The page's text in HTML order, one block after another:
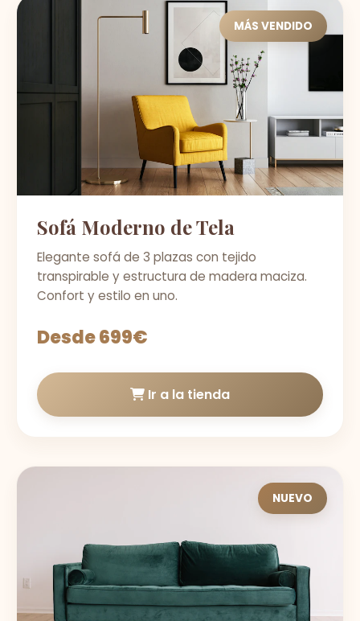
MÁS VENDIDO
Sofá Moderno de Tela
Elegante sofá de 3 plazas con tejido
transpirable y estructura de madera maciza.
Confort y estilo en uno.
Desde 699€
Ir a la tienda
NUEVO